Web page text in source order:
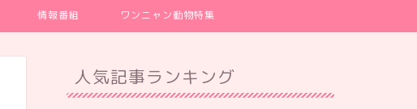
情報番組 ワンニャン動物特集
人気記事ランキング